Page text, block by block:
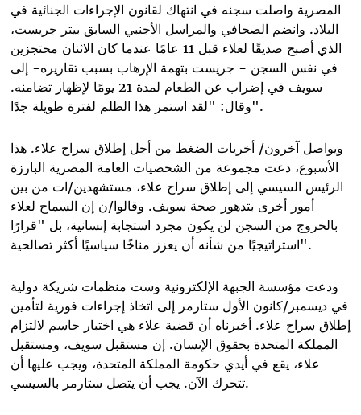
المصرية واصلت سجنه في انتهاك لقانون الإجراءات الجنائية في
البلاد. وانضم الصحافي والمراسل الأجنبي السابق بيتر جريست،
الذي أصبح صديقًا لعلاء قبل 11 عامًا عندما كان الاثنان محتجزين
في نفس السجن - جريست بتهمة الإرهاب بسبب تقاريره- إلى
سويف في إضراب عن الطعام لمدة 21 يومًا لإظهار تضامنه.
وقال: "لقد استمر هذا الظلم لفترة طويلة جدًا".
ويواصل آخرون/ أخريات الضغط من أجل إطلاق سراح علاء. هذا
الأسبوع، دعت مجموعة من الشخصيات العامة المصرية البارزة
الرئيس السيسي إلى إطلاق سراح علاء، مستشهدين/ات من بين
أمور أخرى بتدهور صحة سويف. وقالوا/ن إن السماح لعلاء
بالخروج من السجن لن يكون مجرد استجابة إنسانية، بل "قرارًا
استراتيجيًا من شأنه أن يعزز مناخًا سياسيًا أكثر تصالحية".
ودعت مؤسسة الجبهة الإلكترونية وست منظمات شريكة دولية
في ديسمبر/كانون الأول ستارمر إلى اتخاذ إجراءات فورية لتأمين
إطلاق سراح علاء. أخبرناه أن قضية علاء هي اختبار حاسم لالتزام
المملكة المتحدة بحقوق الإنسان. إن مستقبل سويف، ومستقبل
علاء، يقع في أيدي حكومة المملكة المتحدة، ويجب عليها أن
تتحرك الآن. يجب أن يتصل ستارمر بالسيسي.